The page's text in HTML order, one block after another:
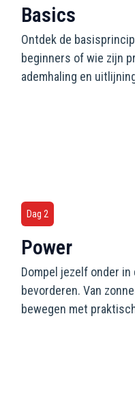
Basics
Ontdek de
beginners of wie zijn
ademhaling en
Dag 2
Power
Dompel jezelf onder
bevorderen. Van
bewegen met